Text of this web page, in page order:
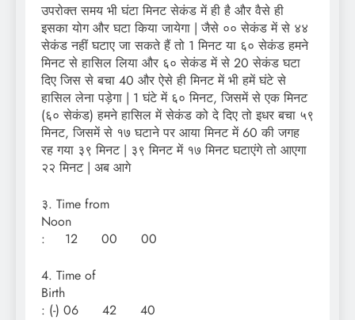
उपरोक्त समय भी घंटा मिनट सेकंड में ही है और वैसे ही
इसका योग और घटा किया जायेगा | जैसे ०० सेकंड में से ४४
सेकंड नहीं घटाए जा सकते हैं तो 1 मिनट या ६० सेकंड हमने
मिनट से हासिल लिया और ६० सेकंड में से 20 सेकंड घटा
दिए जिस से बचा 40 और ऐसे ही मिनट में भी हमें घंटे से
हासिल लेना पड़ेगा | 1 घंटे में ६० मिनट, जिसमें से एक मिनट
(६० सेकंड) हमने हासिल में सेकंड को दे दिए तो इधर बचा ५९
मिनट, जिसमें से १७ घटाने पर आया मिनट में 60 की जगह
रह गया ३९ मिनट | ३९ मिनट में १७ मिनट घटाएंगे तो आएगा
२२ मिनट | अब आगे
३. Time from
Noon
: 12 00 00
4. Time of
Birth
: (-) 06 42 40